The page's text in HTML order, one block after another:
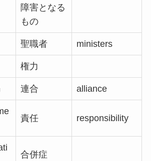
障害となる
もの
聖職者 ministers
権力
連合 alliance
責任 responsibility
合併症